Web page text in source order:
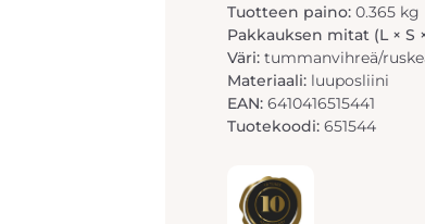
Tuotteen paino: 0.365 kg
Pakkauksen mitat (L × S
Väri: tummanvihreä/
Materiaali: luuposliini
EAN: 6410416515441
Tuotekoodi: 651544